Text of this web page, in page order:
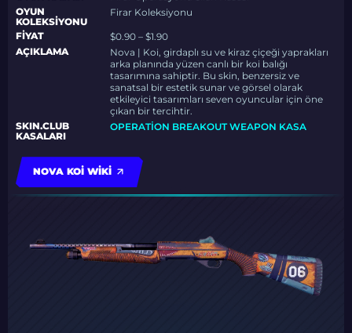
OYUN
KOLEKSIYONU
Firar Koleksiyonu
FIYAT
$0.90 – $1.90
AÇIKLAMA
Nova | Koi, girdaplı su ve kiraz çiçeği yaprakları
arka planında yüzen canlı bir koi balığı
tasarımına sahiptir. Bu skin, benzersiz ve
sanatsal bir estetik sunar ve görsel olarak
etkileyici tasarımları seven oyuncular için öne
çıkan bir tercihtir.
SKIN.CLUB
KASALARI
OPERATION BREAKOUT WEAPON KASA
NOVA KOI WIKI